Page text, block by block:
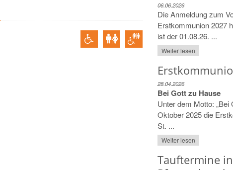
06.06.2026
Die Anmeldung zum
Erstkommunion 2027
ist der 01.08.26. ...
Weiter lesen
28.04.2026
Bei Gott zu Hause
Unter dem Motto:
Oktober 2025 die
St. ...
Weiter lesen
Tauftermine